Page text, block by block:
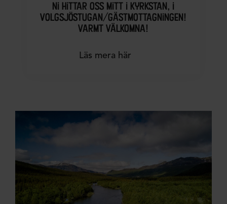
ni hittar oss mitt i kyrkstan, i
volgsjöstugan/gästmottagningen!
varmt välkomna!
Läs mera här